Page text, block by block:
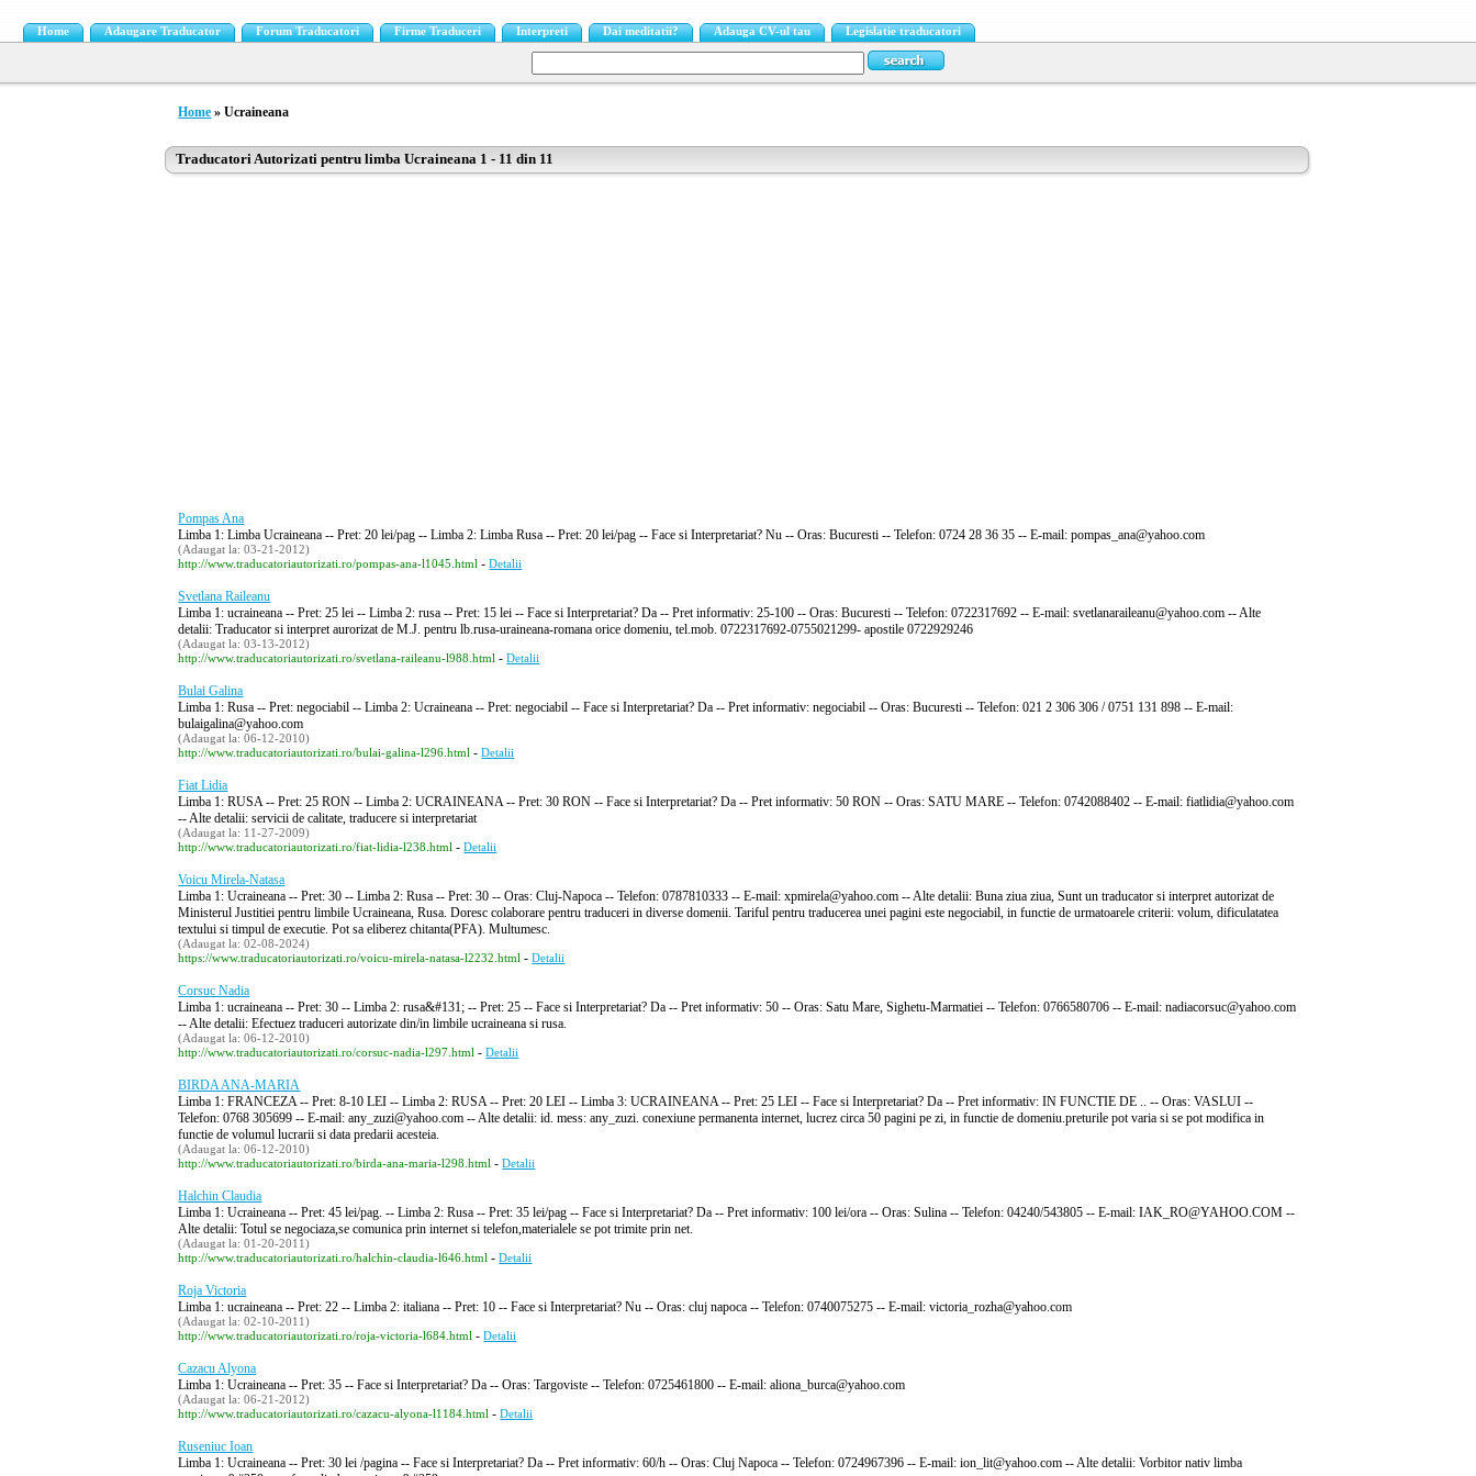
Home Adaugare Traducator Forum Traducatori Firme Traduceri Interpreti Dai meditatii? Adauga CV-ul tau Legislatie traducatori
Home » Ucraineana
Traducatori Autorizati pentru limba Ucraineana 1 - 11 din 11
Pompas Ana
Limba 1: Limba Ucraineana -- Pret: 20 lei/pag -- Limba 2: Limba Rusa -- Pret: 20 lei/pag -- Face si Interpretariat? Nu -- Oras: Bucuresti -- Telefon: 0724 28 36 35 -- E-mail: pompas_ana@yahoo.com
(Adaugat la: 03-21-2012)
http://www.traducatoriautorizati.ro/pompas-ana-l1045.html -Detalii
Svetlana Raileanu
Limba 1: ucraineana -- Pret: 25 lei -- Limba 2: rusa -- Pret: 15 lei -- Face si Interpretariat? Da -- Pret informativ: 25-100 -- Oras: Bucuresti -- Telefon: 0722317692 -- E-mail: svetlanaraileanu@yahoo.com -- Alte
detalii: Traducator si interpret aurorizat de M.J. pentru lb.rusa-uraineana-romana orice domeniu, tel.mob. 0722317692-0755021299- apostile 0722929246
(Adaugat la: 03-13-2012)
http://www.traducatoriautorizati.ro/svetlana-raileanu-l988.html -Detalii
Bulai Galina
Limba 1: Rusa -- Pret: negociabil -- Limba 2: Ucraineana -- Pret: negociabil -- Face si Interpretariat? Da -- Pret informativ: negociabil -- Oras: Bucuresti -- Telefon: 021 2 306 306 / 0751 131 898 -- E-mail:
bulaigalina@yahoo.com
(Adaugat la: 06-12-2010)
http://www.traducatoriautorizati.ro/bulai-galina-l296.html -Detalii
Fiat Lidia
Limba 1: RUSA -- Pret: 25 RON -- Limba 2: UCRAINEANA -- Pret: 30 RON -- Face si Interpretariat? Da -- Pret informativ: 50 RON -- Oras: SATU MARE -- Telefon: 0742088402 -- E-mail: fiatlidia@yahoo.com
-- Alte detalii: servicii de calitate, traducere si interpretariat
(Adaugat la: 11-27-2009)
http://www.traducatoriautorizati.ro/fiat-lidia-l238.html -Detalii
Voicu Mirela-Natasa
Limba 1: Ucraineana -- Pret: 30 -- Limba 2: Rusa -- Pret: 30 -- Oras: Cluj-Napoca -- Telefon: 0787810333 -- E-mail: xpmirela@yahoo.com -- Alte detalii: Buna ziua ziua, Sunt un traducator si interpret autorizat de
Ministerul Justitiei pentru limbile Ucraineana, Rusa. Doresc colaborare pentru traduceri in diverse domenii. Tariful pentru traducerea unei pagini este negociabil, in functie de urmatoarele criterii: volum, dificulatatea
textului si timpul de executie. Pot sa eliberez chitanta(PFA). Multumesc.
(Adaugat la: 02-08-2024)
https://www.traducatoriautorizati.ro/voicu-mirela-natasa-l2232.html -Detalii
Corsuc Nadia
Limba 1: ucraineana -- Pret: 30 -- Limba 2: rusa&#131; -- Pret: 25 -- Face si Interpretariat? Da -- Pret informativ: 50 -- Oras: Satu Mare, Sighetu-Marmatiei -- Telefon: 0766580706 -- E-mail: nadiacorsuc@yahoo.com
-- Alte detalii: Efectuez traduceri autorizate din/in limbile ucraineana si rusa.
(Adaugat la: 06-12-2010)
http://www.traducatoriautorizati.ro/corsuc-nadia-l297.html -Detalii
BIRDA ANA-MARIA
Limba 1: FRANCEZA -- Pret: 8-10 LEI -- Limba 2: RUSA -- Pret: 20 LEI -- Limba 3: UCRAINEANA -- Pret: 25 LEI -- Face si Interpretariat? Da -- Pret informativ: IN FUNCTIE DE .. -- Oras: VASLUI --
Telefon: 0768 305699 -- E-mail: any_zuzi@yahoo.com -- Alte detalii: id. mess: any_zuzi. conexiune permanenta internet, lucrez circa 50 pagini pe zi, in functie de domeniu.preturile pot varia si se pot modifica in
functie de volumul lucrarii si data predarii acesteia.
(Adaugat la: 06-12-2010)
http://www.traducatoriautorizati.ro/birda-ana-maria-l298.html -Detalii
Halchin Claudia
Limba 1: Ucraineana -- Pret: 45 lei/pag. -- Limba 2: Rusa -- Pret: 35 lei/pag -- Face si Interpretariat? Da -- Pret informativ: 100 lei/ora -- Oras: Sulina -- Telefon: 04240/543805 -- E-mail: IAK_RO@YAHOO.COM --
Alte detalii: Totul se negociaza,se comunica prin internet si telefon,materialele se pot trimite prin net.
(Adaugat la: 01-20-2011)
http://www.traducatoriautorizati.ro/halchin-claudia-l646.html -Detalii
Roja Victoria
Limba 1: ucraineana -- Pret: 22 -- Limba 2: italiana -- Pret: 10 -- Face si Interpretariat? Nu -- Oras: cluj napoca -- Telefon: 0740075275 -- E-mail: victoria_rozha@yahoo.com
(Adaugat la: 02-10-2011)
http://www.traducatoriautorizati.ro/roja-victoria-l684.html -Detalii
Cazacu Alyona
Limba 1: Ucraineana -- Pret: 35 -- Face si Interpretariat? Da -- Oras: Targoviste -- Telefon: 0725461800 -- E-mail: aliona_burca@yahoo.com
(Adaugat la: 06-21-2012)
http://www.traducatoriautorizati.ro/cazacu-alyona-l1184.html -Detalii
Ruseniuc Ioan
Limba 1: Ucraineana -- Pret: 30 lei /pagina -- Face si Interpretariat? Da -- Pret informativ: 60/h -- Oras: Cluj Napoca -- Telefon: 0724967396 -- E-mail: ion_lit@yahoo.com -- Alte detalii: Vorbitor nativ limba